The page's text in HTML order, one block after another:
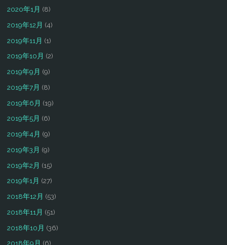
2020年1月 (8)
2019年12月 (4)
2019年11月 (1)
2019年10月 (2)
2019年9月 (9)
2019年7月 (8)
2019年6月 (19)
2019年5月 (6)
2019年4月 (9)
2019年3月 (9)
2019年2月 (15)
2019年1月 (27)
2018年12月 (53)
2018年11月 (51)
2018年10月 (36)
2018年9月 (6)